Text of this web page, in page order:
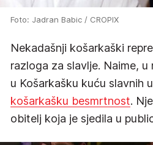
Foto: Jadran Babic / CROPIX
Nekadašnji košarkaški
razloga za slavlje. Naime,
u Košarkašku kuću slavnih
košarkašku besmrtnost.
obitelj koja je sjedila u